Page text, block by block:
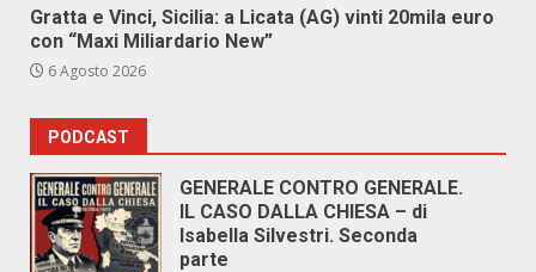
Gratta e Vinci, Sicilia: a Licata (AG) vinti 20mila euro
con “Maxi Miliardario New”
6 Agosto 2026
PODCAST
GENERALE CONTRO GENERALE.
IL CASO DALLA CHIESA – di
Isabella Silvestri. Seconda
parte